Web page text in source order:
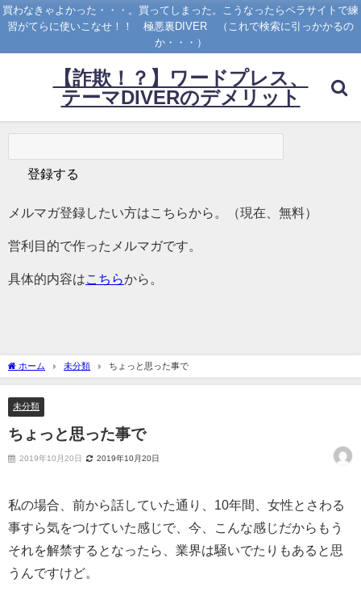
買わなきゃよかった・・・。買ってしまった。こうなったらペラサイトで練
習がてらに使いこなせ！！ 極悪裏DIVER （これで検索に引っかかるの
か・・・）
【詐欺！？】ワードプレス、
テーマDIVERのデメリット
メルマガ登録したい方はこちらから。（現在、無料）
営利目的で作ったメルマガです。
具体的内容は こちらから。
ホーム 未分類 ちょっと思った事で
未分類
ちょっと思った事で
2019年10月20日 2019年10月20日
私の場合、前から話していた通り、10年間、女性とさわる
事すら気をつけていた感じで、今、こんな感じだからもう
それを解禁するとなったら、業界は騒いでたりもあると思
うんですけど。